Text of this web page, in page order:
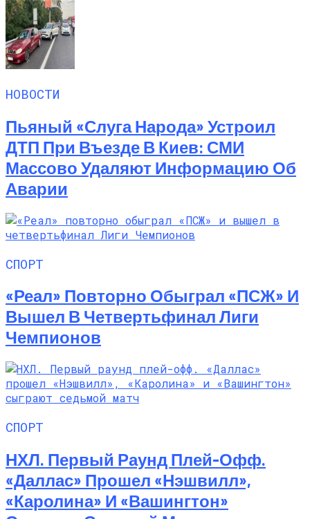
НОВОСТИ
Пьяный «слуга Народа» Устроил
ДТП При Въезде В Киев: СМИ
Массово Удаляют Информацию Об
Аварии
СПОРТ
«Реал» Повторно Обыграл «ПСЖ» И
Вышел В Четвертьфинал Лиги
Чемпионов
СПОРТ
НХЛ. Первый Раунд Плей-Офф.
«Даллас» Прошел «Нэшвилл»,
«Каролина» И «Вашингтон»